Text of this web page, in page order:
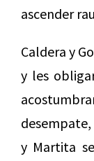
ascender
Caldera y
y les
desempate,
y Martita